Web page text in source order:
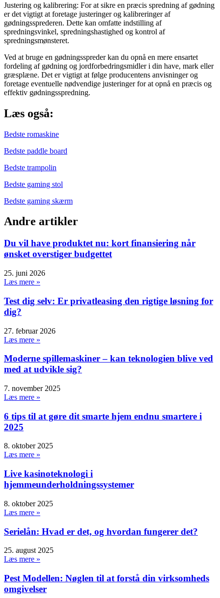
Justering og kalibrering: For at sikre en præcis spredning af gødning
er det vigtigt at foretage justeringer og kalibreringer af
gødningssprederen. Dette kan omfatte indstilling af
spredningsvinkel, spredningshastighed og kontrol af
spredningsmønsteret.
Ved at bruge en gødningsspreder kan du opnå en mere ensartet
fordeling af gødning og jordforbedringsmidler i din have, mark eller
græsplæne. Det er vigtigt at følge producentens anvisninger og
foretage eventuelle nødvendige justeringer for at opnå en præcis og
effektiv gødningsspredning.
Læs også:
Bedste romaskine
Bedste paddle board
Bedste trampolin
Bedste gaming stol
Bedste gaming skærm
Andre artikler
Du vil have produktet nu: kort finansiering når
ønsket overstiger budgettet
25. juni 2026
Læs mere »
Test dig selv: Er privatleasing den rigtige løsning for
dig?
27. februar 2026
Læs mere »
Moderne spillemaskiner – kan teknologien blive ved
med at udvikle sig?
7. november 2025
Læs mere »
6 tips til at gøre dit smarte hjem endnu smartere i
2025
8. oktober 2025
Læs mere »
Live kasinoteknologi i
hjemmeunderholdningssystemer
8. oktober 2025
Læs mere »
Serielån: Hvad er det, og hvordan fungerer det?
25. august 2025
Læs mere »
Pest Modellen: Nøglen til at forstå din virksomheds
omgivelser